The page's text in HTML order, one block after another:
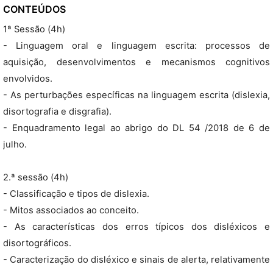
CONTEÚDOS
1ª Sessão (4h)
- Linguagem oral e linguagem escrita: processos de
aquisição, desenvolvimentos e mecanismos cognitivos
envolvidos.
- As perturbações específicas na linguagem escrita (dislexia,
disortografia e disgrafia).
- Enquadramento legal ao abrigo do DL 54 /2018 de 6 de
julho.
2.ª sessão (4h)
- Classificação e tipos de dislexia.
- Mitos associados ao conceito.
- As características dos erros típicos dos disléxicos e
disortográficos.
- Caracterização do disléxico e sinais de alerta, relativamente